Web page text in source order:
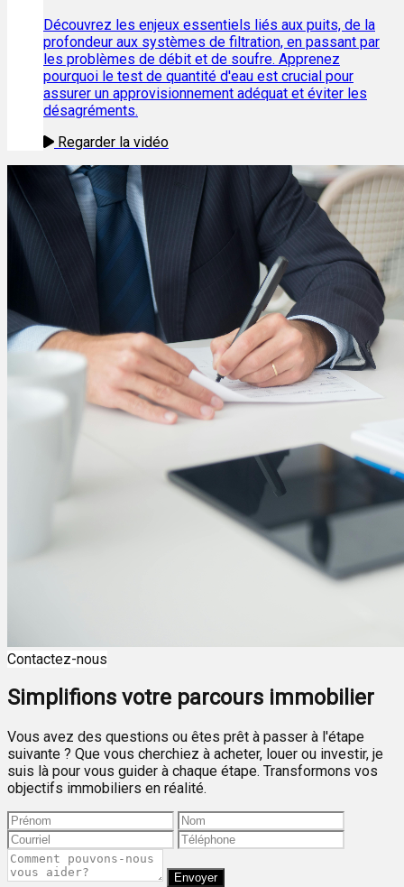
Découvrez les enjeux essentiels liés aux puits, de la
profondeur aux systèmes de filtration, en passant par
les problèmes de débit et de soufre. Apprenez
pourquoi le test de quantité d'eau est crucial pour
assurer un approvisionnement adéquat et éviter les
désagréments.
Regarder la vidéo
Contactez-nous
Simplifions votre parcours immobilier
Vous avez des questions ou êtes prêt à passer à l'étape
suivante ? Que vous cherchiez à acheter, louer ou investir, je
suis là pour vous guider à chaque étape. Transformons vos
objectifs immobiliers en réalité.
Envoyer